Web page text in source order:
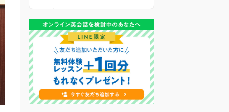
2025年10月19日
【メディア掲載】Yahoo!ニュース
でQQEnglishのセブ島留学につい
て紹介いただきました！
2025年9月19日
【メディア掲載】NNA ASIAで
QQEnglishのセブ島留学について
紹介いただきました！